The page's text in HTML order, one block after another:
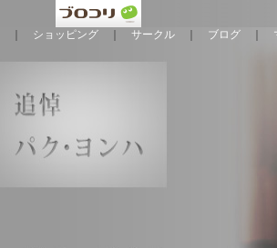
ショッピング サークル ブログ